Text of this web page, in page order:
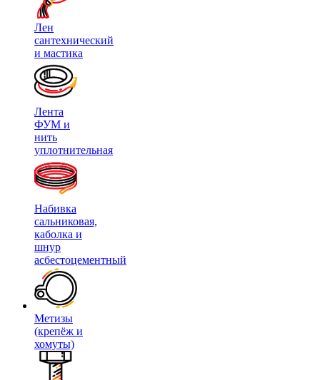
Лен
сантехнический
и мастика
Лента
ФУМ и
нить
уплотнительная
Набивка
сальниковая,
каболка и
шнур
асбестоцементный
Метизы
(крепёж и
хомуты)